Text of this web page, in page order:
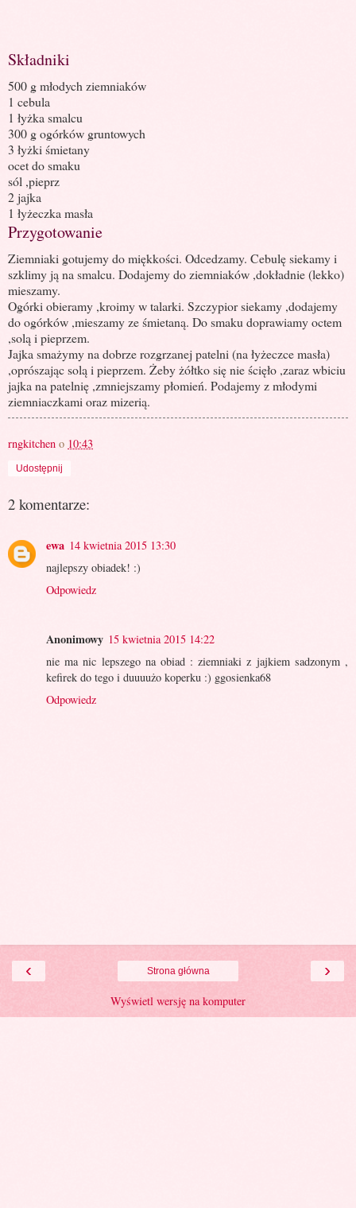
Składniki
500 g młodych ziemniaków
1 cebula
1 łyżka smalcu
300 g ogórków gruntowych
3 łyżki śmietany
ocet do smaku
sól ,pieprz
2 jajka
1 łyżeczka masła
Przygotowanie
Ziemniaki gotujemy do miękkości. Odcedzamy. Cebulę siekamy i
szklimy ją na smalcu. Dodajemy do ziemniaków ,dokładnie (lekko)
mieszamy.
Ogórki obieramy ,kroimy w talarki. Szczypior siekamy ,dodajemy
do ogórków ,mieszamy ze śmietaną. Do smaku doprawiamy octem
,solą i pieprzem.
Jajka smażymy na dobrze rozgrzanej patelni (na łyżeczce masła)
,oprószając solą i pieprzem. Żeby żółtko się nie ścięło ,zaraz wbiciu
jajka na patelnię ,zmniejszamy płomień. Podajemy z młodymi
ziemniaczkami oraz mizerią.
rngkitchen o 10:43
Udostępnij
2 komentarze:
ewa 14 kwietnia 2015 13:30
najlepszy obiadek! :)
Odpowiedz
Anonimowy 15 kwietnia 2015 14:22
nie ma nic lepszego na obiad : ziemniaki z jajkiem sadzonym ,
kefirek do tego i duuuużo koperku :) ggosienka68
Odpowiedz
‹ ›
Strona główna
Wyświetl wersję na komputer